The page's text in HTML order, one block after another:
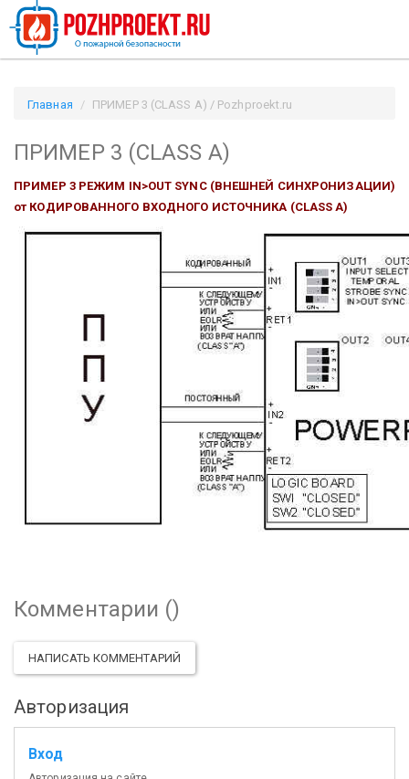
Главная ПРИМЕР 3 (CLASS A) / Pozhproekt.ru
ПРИМЕР 3 (CLASS A)
ПРИМЕР 3РЕЖИМ IN>OUT SYNC (ВНЕШНЕЙ СИНХРОНИЗАЦИИ)
от КОДИРОВАННОГО ВХОДНОГО ИСТОЧНИКА (CLASS A)
Комментарии ()
НАПИСАТЬ КОММЕНТАРИЙ
Авторизация
Вход